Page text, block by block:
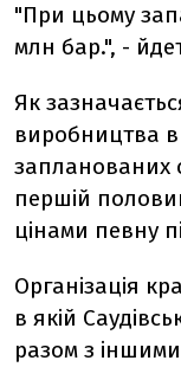
"При цьому
млн бар.", -
Як
виробництва в
запланованих
першій
цінами певну
Організація
в якій
разом з